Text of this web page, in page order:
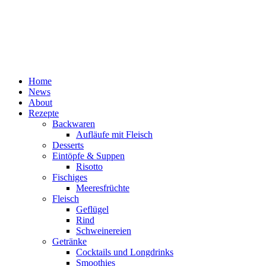
Home
News
About
Rezepte
Backwaren
Aufläufe mit Fleisch
Desserts
Eintöpfe & Suppen
Risotto
Fischiges
Meeresfrüchte
Fleisch
Geflügel
Rind
Schweinereien
Getränke
Cocktails und Longdrinks
Smoothies